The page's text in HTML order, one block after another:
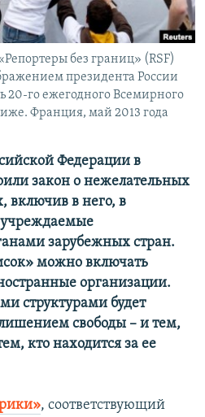
без границ» (RSF)
президента России
20-го ежегодного Всемирного
Франция, май 2013 года
Федерации в
закон о нежелательных
включив в него, в
учреждаемые
зарубежных стран.
можно включать
организации.
структурами будет
свободы – и тем,
кто находится за ее
, соответствующий